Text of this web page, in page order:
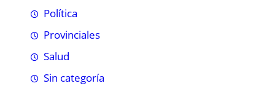
Política
Provinciales
Salud
Sin categoría